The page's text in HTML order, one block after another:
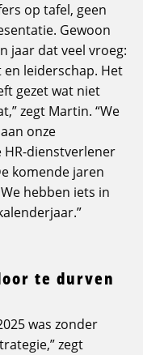
op tafel, geen
Gewoon
jaar dat veel vroeg:
leiderschap. Het
gezet wat niet
zegt Martin. “We
onze
dienstverlener
komende jaren
hebben iets in
te durven
was zonder
zegt